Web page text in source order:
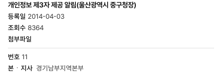
개인정보 제3자 제공 알림(울산광역시 중구청장)
2014-04-03
8364
11
경기남부지역본부